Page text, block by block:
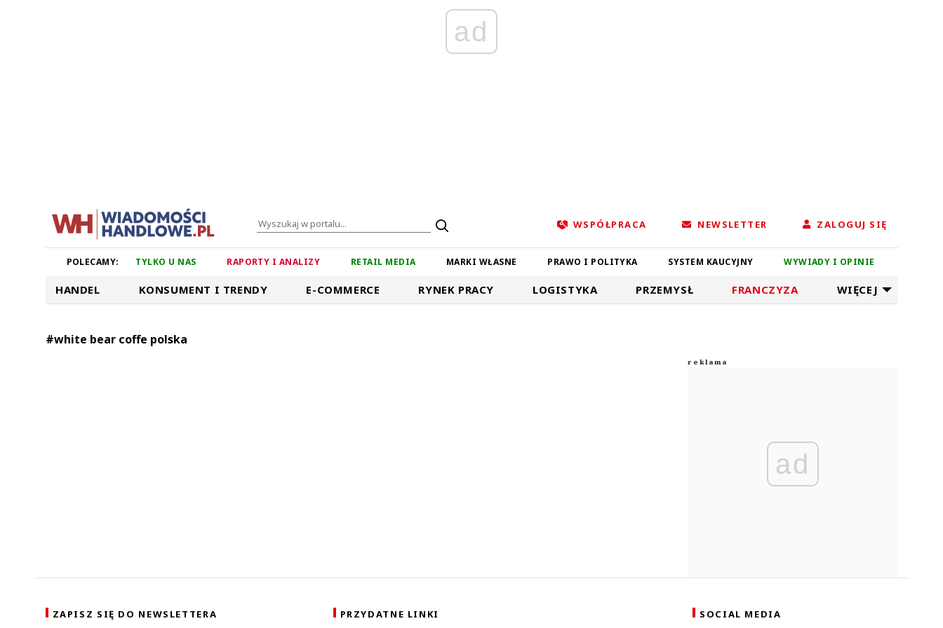
ad
WSPÓŁPRACA NEWSLETTER ZALOGUJ SIĘ
POLECAMY: TYLKO U NAS RAPORTY I ANALIZY RETAIL MEDIA MARKI WŁASNE PRAWO I POLITYKA SYSTEM KAUCYJNY WYWIADY I OPINIE
HANDEL KONSUMENT I TRENDY E-COMMERCE RYNEK PRACY LOGISTYKA PRZEMYSŁ FRANCZYZA WIĘCEJ
#white bear coffe polska
ad
ZAPISZ SIĘ DO NEWSLETTERA PRZYDATNE LINKI SOCIAL MEDIA